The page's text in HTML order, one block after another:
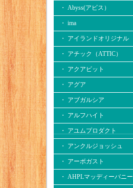
・ Abyss(アビス）
・ ima
・ アイランドオリジナル
・ アチック（ATTIC）
・ アクアビット
・ アグア
・ アブガルシア
・ アルフハイト
・ アユムプロダクト
・ アンクルジョッシュ
・ アーボガスト
・ AHPLマッディーバニー